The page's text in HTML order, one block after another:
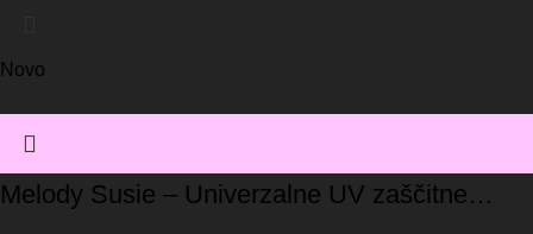
Novo
Melody Susie – Univerzalne UV zaščitne